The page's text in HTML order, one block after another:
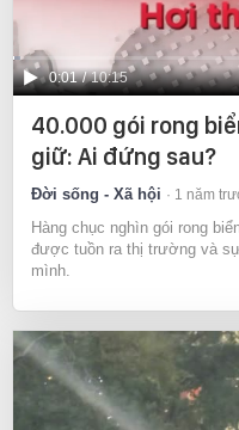
Current
Time
0:01 / Duration
10:15
40.000 gói rong
giữ: Ai đứng sau?
Đời sống - Xã hội 1 năm
Hàng chục nghìn gói rong
được tuồn ra thị trường và
mình.